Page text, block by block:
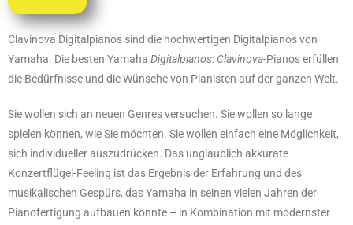
Clavinova Digitalpianos sind die hochwertigen Digitalpianos von
Yamaha. Die besten Yamaha Digitalpianos: Clavinova-Pianos erfüllen
die Bedürfnisse und die Wünsche von Pianisten auf der ganzen Welt.
Sie wollen sich an neuen Genres versuchen. Sie wollen so lange
spielen können, wie Sie möchten. Sie wollen einfach eine Möglichkeit,
sich individueller auszudrücken. Das unglaublich akkurate
Konzertflügel-Feeling ist das Ergebnis der Erfahrung und des
musikalischen Gespürs, das Yamaha in seinen vielen Jahren der
Pianofertigung aufbauen konnte – in Kombination mit modernster